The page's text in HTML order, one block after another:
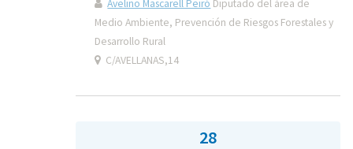
Avelino Mascarell Peiró Diputado del área de
Medio Ambiente, Prevención de Riesgos Forestales y
Desarrollo Rural
C/AVELLANAS,14
28